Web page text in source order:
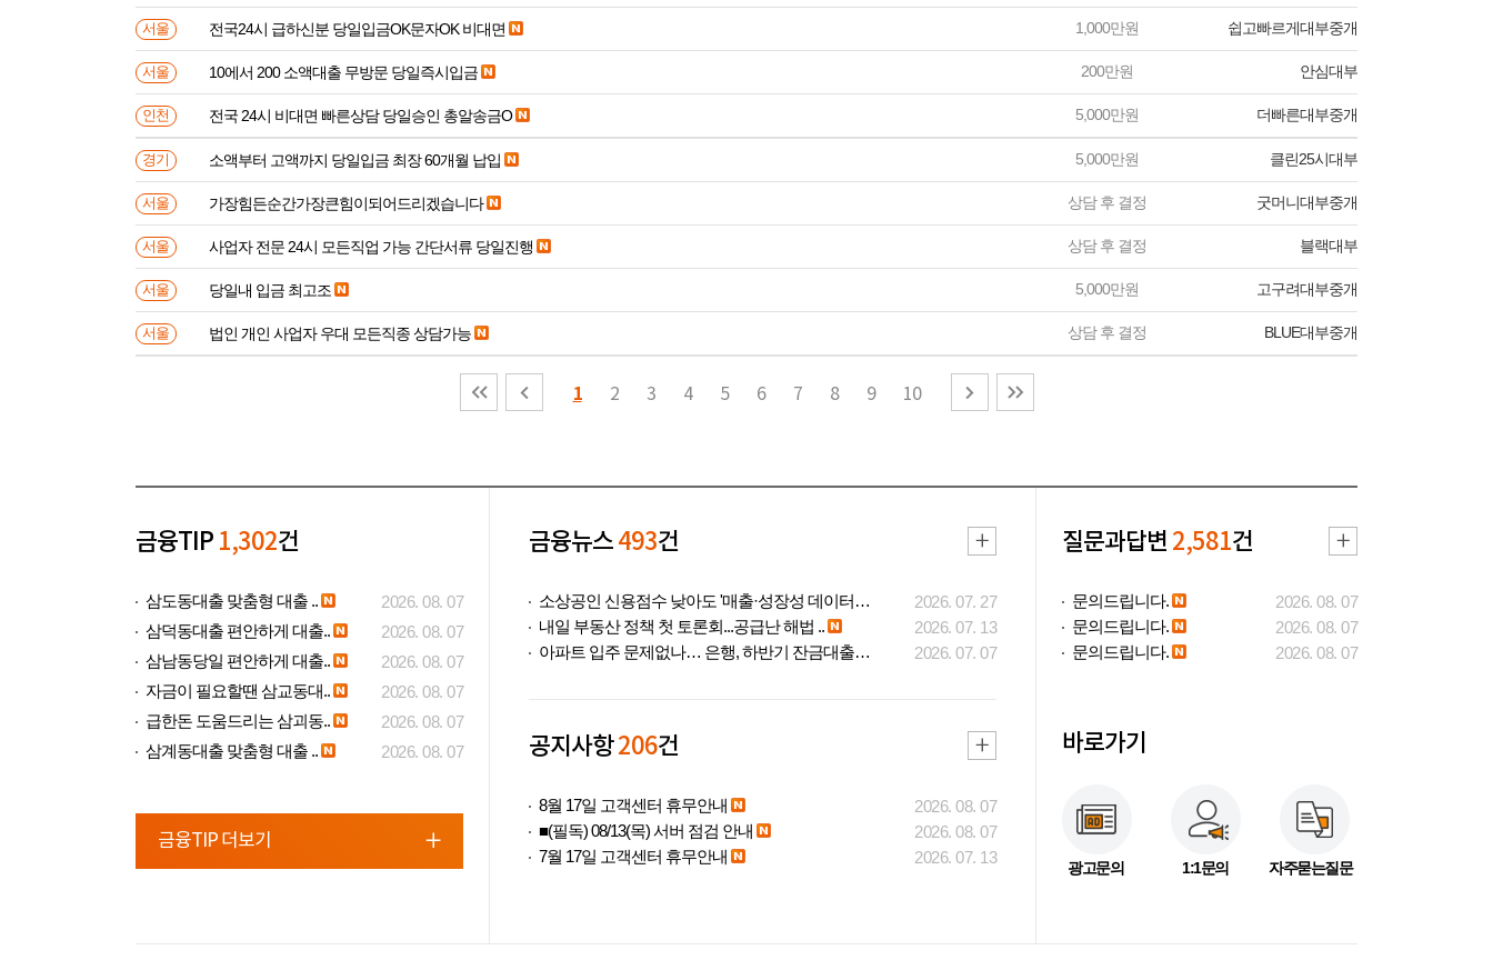
서울 전국24시 급하신분 당일입금OK문자OK 비대면 1,000만원 쉽고빠르게대부중개
서울 10에서 200 소액대출 무방문 당일즉시입금 200만원 안심대부
인천 전국 24시 비대면 빠른상담 당일승인 총알송금O 5,000만원 더빠른대부중개
경기 소액부터 고액까지 당일입금 최장 60개월 납입 5,000만원 클린25시대부
서울 가장힘든순간가장큰힘이되어드리겠습니다 상담 후 결정 굿머니대부중개
서울 사업자 전문 24시 모든직업 가능 간단서류 당일진행 상담 후 결정 블랙대부
서울 당일내 입금 최고조 5,000만원 고구려대부중개
서울 법인 개인 사업자 우대 모든직종 상담가능 상담 후 결정 BLUE대부중개
1 2 3 4 5 6 7 8 9 10
금융TIP 1,302건
삼도동대출 맞춤형 대출 ..
2026. 08. 07
삼덕동대출 편안하게 대출..
2026. 08. 07
삼남동당일 편안하게 대출..
2026. 08. 07
자금이 필요할땐 삼교동대..
2026. 08. 07
급한돈 도움드리는 삼괴동..
2026. 08. 07
삼계동대출 맞춤형 대출 ..
2026. 08. 07
금융TIP 더보기
금융뉴스493건
소상공인 신용점수 낮아도 '매출·성장성 데이터..
2026. 07. 27
내일 부동산 정책 첫 토론회...공급난 해법 ..
2026. 07. 13
아파트 입주 문제없나… 은행, 하반기 잔금대출..
2026. 07. 07
공지사항206건
8월 17일 고객센터 휴무안내
2026. 08. 07
■(필독) 08/13(목) 서버 점검 안내
2026. 08. 07
7월 17일 고객센터 휴무안내
2026. 07. 13
질문과답변 2,581건
문의드립니다.
2026. 08. 07
문의드립니다.
2026. 08. 07
문의드립니다.
2026. 08. 07
바로가기
광고문의 1:1문의 자주묻는질문